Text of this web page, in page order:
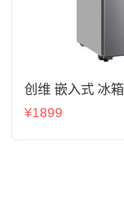
创维 嵌入式 冰箱
¥1899